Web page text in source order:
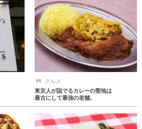
グルメ
東京人が詣でるカレーの聖地は
最古にして最強の老舗。